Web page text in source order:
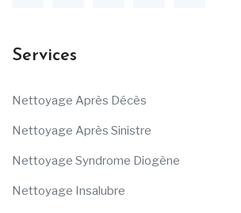
Services
Nettoyage Après Décès
Nettoyage Après Sinistre
Nettoyage Syndrome Diogène
Nettoyage Insalubre